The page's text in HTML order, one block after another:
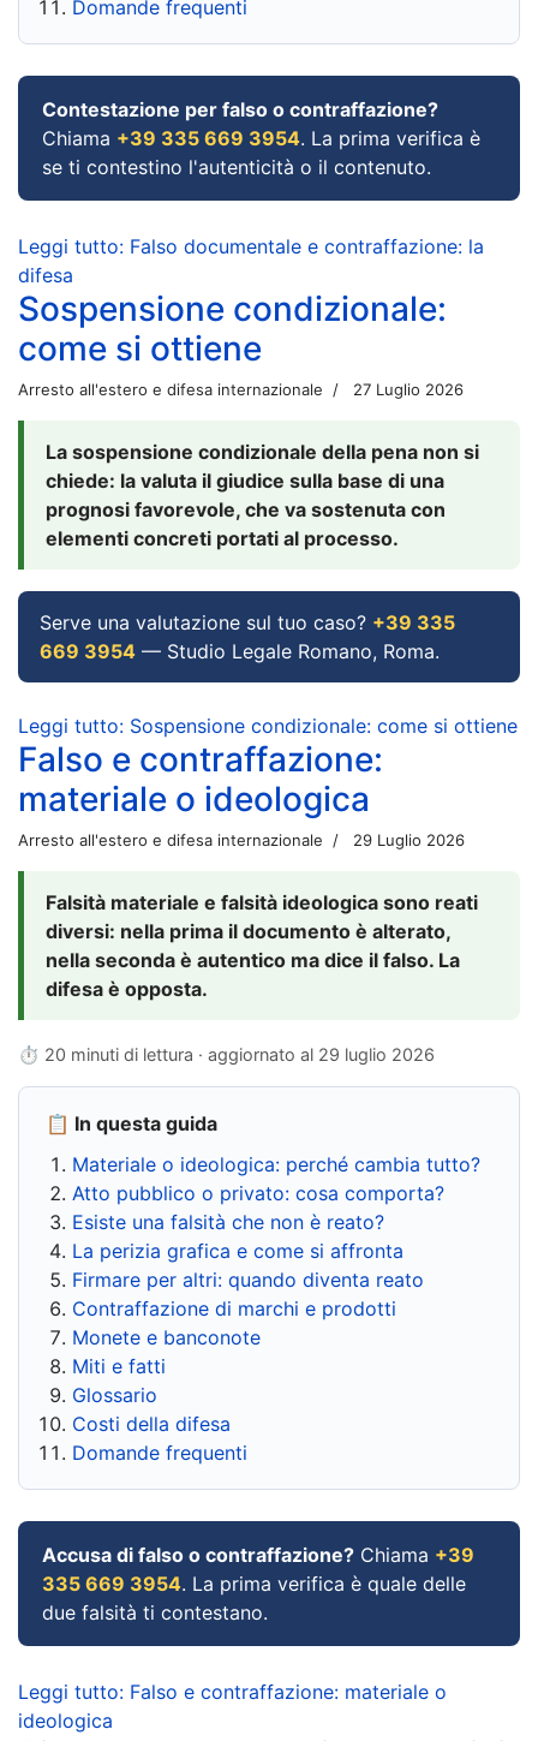
Domande frequenti
Contestazione per falso o contraffazione?
Chiama +39 335 669 3954. La prima verifica è
se ti contestino l'autenticità o il contenuto.
Leggi tutto: Falso documentale e contraffazione: la
difesa
Sospensione condizionale:
come si ottiene
Arresto all'estero e difesa internazionale 27 Luglio 2026
La sospensione condizionale della pena non si
chiede: la valuta il giudice sulla base di una
prognosi favorevole, che va sostenuta con
elementi concreti portati al processo.
Serve una valutazione sul tuo caso? +39 335
669 3954 — Studio Legale Romano, Roma.
Leggi tutto: Sospensione condizionale: come si ottiene
Falso e contraffazione:
materiale o ideologica
Arresto all'estero e difesa internazionale 29 Luglio 2026
Falsità materiale e falsità ideologica sono reati
diversi: nella prima il documento è alterato,
nella seconda è autentico ma dice il falso. La
difesa è opposta.
⏱ 20 minuti di lettura · aggiornato al 29 luglio 2026
📋 In questa guida
Materiale o ideologica: perché cambia tutto?
Atto pubblico o privato: cosa comporta?
Esiste una falsità che non è reato?
La perizia grafica e come si affronta
Firmare per altri: quando diventa reato
Contraffazione di marchi e prodotti
Monete e banconote
Miti e fatti
Glossario
Costi della difesa
Domande frequenti
Accusa di falso o contraffazione? Chiama +39
335 669 3954. La prima verifica è quale delle
due falsità ti contestano.
Leggi tutto: Falso e contraffazione: materiale o
ideologica